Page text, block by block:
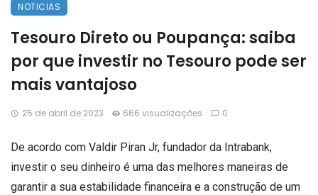
NOTICIAS
Tesouro Direto ou Poupança: saiba
por que investir no Tesouro pode ser
mais vantajoso
25 de abril de 2023 666 visualizações 0
De acordo com Valdir Piran Jr, fundador da Intrabank,
investir o seu dinheiro é uma das melhores maneiras de
garantir a sua estabilidade financeira e a construção de um